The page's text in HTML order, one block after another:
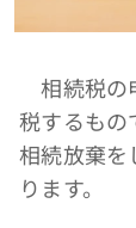
相続税の
税するもの
相続放棄を
ります。